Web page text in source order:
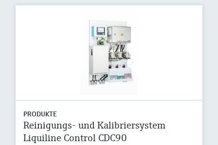
PRODUKTE
Reinigungs- und Kalibriersystem
Liquiline Control CDC90